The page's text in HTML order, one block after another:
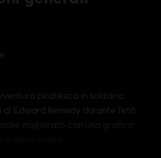
piratesca in solitaria.
Edward Kenway durante l'età